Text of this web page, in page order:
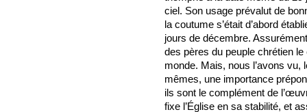
ciel. Son usage prévalut de
la coutume s’était d’abord
jours de décembre.
des pères du peuple chrétien
monde. Mais, nous l’avons
mêmes, une importance
ils sont le complément de
fixe l’Église en sa stabilité, et